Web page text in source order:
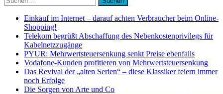
nach:
Einkauf im Internet – darauf achten Verbraucher beim Online-
Shopping!
Telekom begrüßt Abschaffung des Nebenkostenprivilegs für
Kabelnetzzugänge
PYUR: Mehrwertsteuersenkung senkt Preise ebenfalls
Vodafone-Kunden profitieren von Mehrwertsteuersenkung
Das Revival der „alten Serien“ – diese Klassiker feiern immer
noch Erfolge
Die Sorgen von Arte und Co